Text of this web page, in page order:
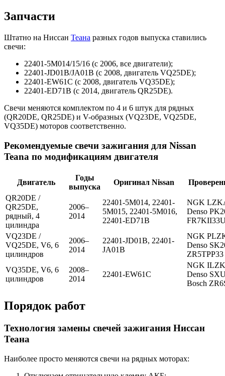
Запчасти
Штатно на Ниссан Теана разных годов выпуска ставились
свечи:
22401-5M014/15/16 (с 2006, все двигатели);
22401-JD01B/JA01B (с 2008, двигатель VQ25DE);
22401-EW61C (с 2008, двигатель VQ35DE);
22401-ED71B (с 2014, двигатель QR25DE).
Свечи меняются комплектом по 4 и 6 штук для рядных
(QR20DE, QR25DE) и V-образных (VQ23DE, VQ25DE,
VQ35DE) моторов соответственно.
Рекомендуемые свечи зажигания для Nissan
Teana по модификациям двигателя
Двигатель
Годы
выпуска
Оригинал Nissan
QR20DE /
QR25DE,
рядный, 4
цилиндра
2006–
2014
22401-5M014, 22401-
5M015, 22401-5M016,
22401-ED71B
NGK
Denso
VQ23DE /
VQ25DE, V6, 6
цилиндров
2006–
2014
22401-JD01B, 22401-
JA01B
NGK
Denso
ZR5TPP33
VQ35DE, V6, 6
цилиндров
2008–
2014
22401-EW61C
NGK
Denso
Bosch
Порядок работ
Технология замены свечей зажигания Ниссан
Теана
Наиболее просто меняются свечи на рядных моторах: